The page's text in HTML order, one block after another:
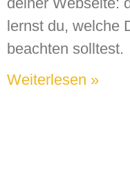
lernst du, welche
beachten solltest.
Weiterlesen »